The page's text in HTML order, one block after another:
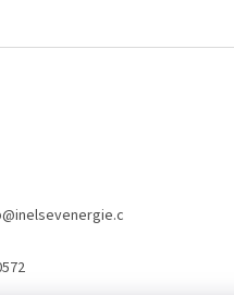
@inelsevenergie.c